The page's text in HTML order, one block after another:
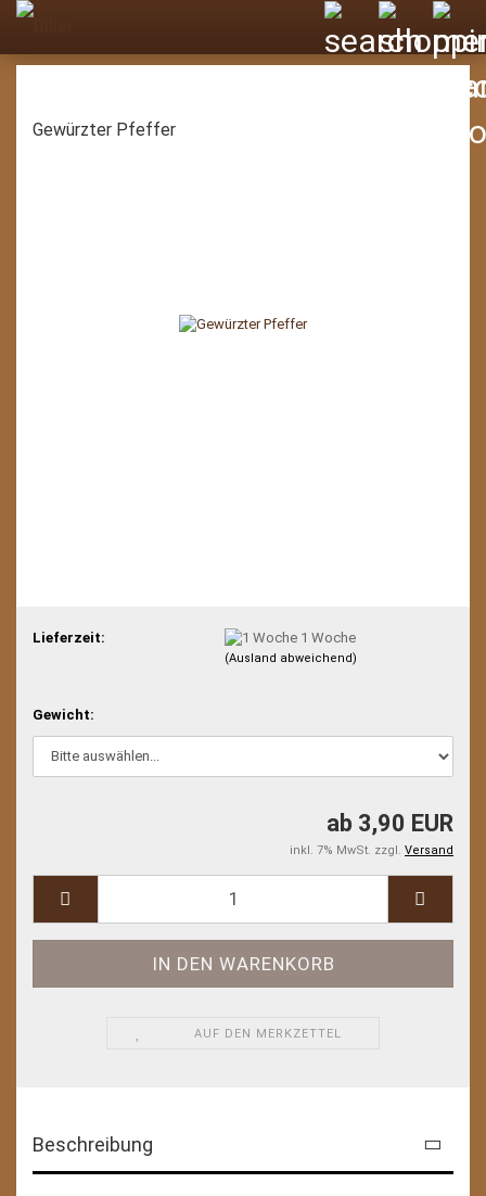
Gewürzter Pfeffer
Lieferzeit: 1 Woche
(Ausland abweichend)
Gewicht:
ab 3,90 EUR
inkl. 7% MwSt. zzgl. Versand
AUF DEN MERKZETTEL
Beschreibung